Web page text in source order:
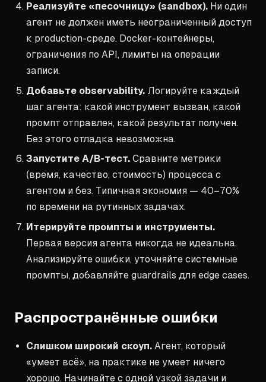
Реализуйте «песочницу» (sandbox). Ни один
агент не должен иметь неограниченный доступ
к production-среде. Docker-контейнеры,
ограничения по API, лимиты на операции
записи.
Добавьте observability. Логируйте каждый
шаг агента: какой инструмент вызван, какой
промпт отправлен, какой результат получен.
Без этого отладка невозможна.
Запустите A/B-тест. Сравните метрики
(время, качество, стоимость) процесса с
агентом и без. Типичная экономия — 40–70%
по времени на рутинных задачах.
Итерируйте промпты и инструменты.
Первая версия агента никогда не идеальна.
Анализируйте ошибки, уточняйте системные
промпты, добавляйте guardrails для edge cases.
Распространённые ошибки
Слишком широкий скоуп. Агент, который
«умеет всё», на практике не умеет ничего
хорошо. Начинайте с одной узкой задачи и